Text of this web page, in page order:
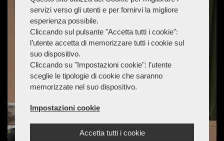
servizi verso gli utenti e per fornirvi la migliore
esperienza possibile.
Cliccando sul pulsante "Accetta tutti i cookie":
l’utente accetta di memorizzare tutti i cookie sul
suo dispositivo.
Cliccando su "Impostazioni cookie": l’utente
sceglie le tipologie di cookie che saranno
memorizzate nel suo dispositivo.
Impostazioni cookie
Accetta tutti i cookie